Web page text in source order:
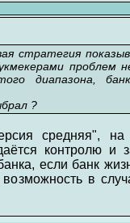
стратегия
проблем
диапазона,
?
средняя",
контролю и
если банк
в